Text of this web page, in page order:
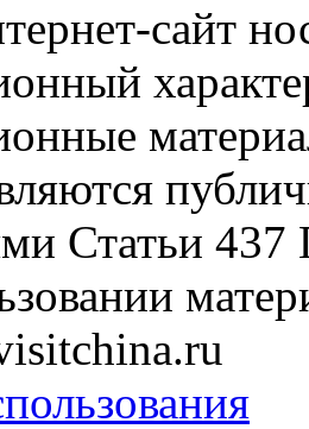
сайт
Статьи 437